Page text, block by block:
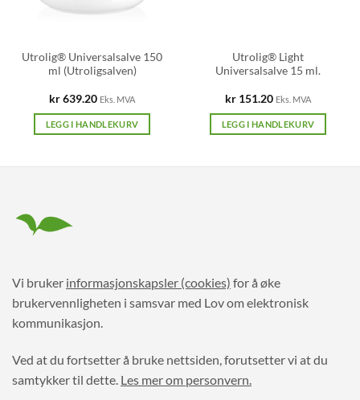
Utrolig® Universalsalve 150
ml (Utroligsalven)
kr639.20 Eks. MVA
LEGG I HANDLEKURV
Utrolig® Light
Universalsalve 15 ml.
kr 151.20 Eks. MVA
LEGG I HANDLEKURV
Vi bruker informasjonskapsler (cookies) for å øke
brukervennligheten i samsvar med Lov om elektronisk
kommunikasjon.
Ved at du fortsetter å bruke nettsiden, forutsetter vi at du
samtykker til dette. Les mer om personvern.